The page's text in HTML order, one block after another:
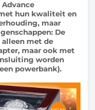
hun kwaliteit en
maar
De
met de
maar ook met
worden
powerbank).